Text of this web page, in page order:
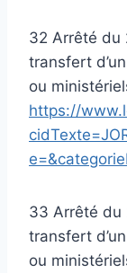
32 Arrêté du
transfert
ou
https://
33 Arrêté du
transfert
ou